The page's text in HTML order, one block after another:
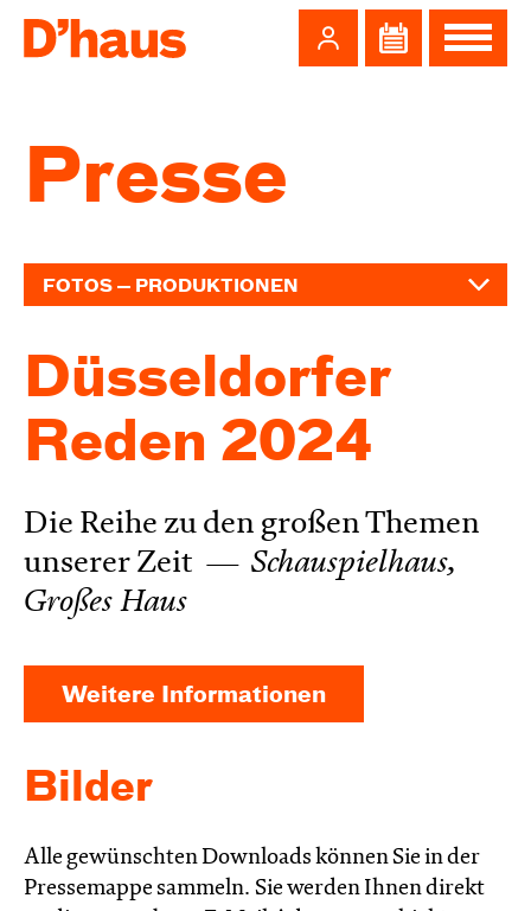
Presse
FOTOS — PRODUKTIONEN
Düssel­dorfer
Reden 2024
Die Reihe zu den großen Themen
unserer Zeit
Schauspielhaus,
Großes Haus
Weitere Informationen
Bilder
Alle gewünschten Downloads können Sie in der
Pressemappe sammeln. Sie werden Ihnen direkt